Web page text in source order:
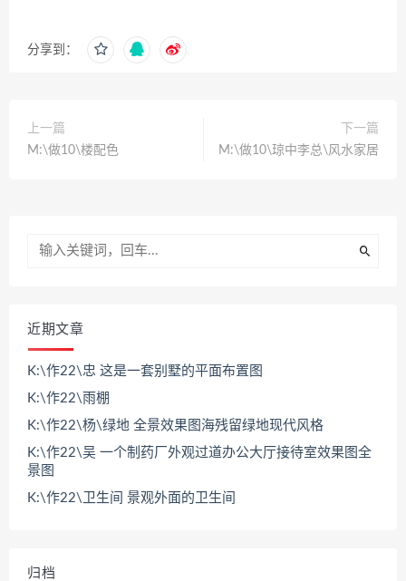
分享到：
上一篇
M:\做10\楼配色
下一篇
M:\做10\琼中李总\风水家居
近期文章
K:\作22\忠 这是一套别墅的平面布置图
K:\作22\雨棚
K:\作22\杨\绿地 全景效果图海残留绿地现代风格
K:\作22\吴 一个制药厂外观过道办公大厅接待室效果图全
景图
K:\作22\卫生间 景观外面的卫生间
归档